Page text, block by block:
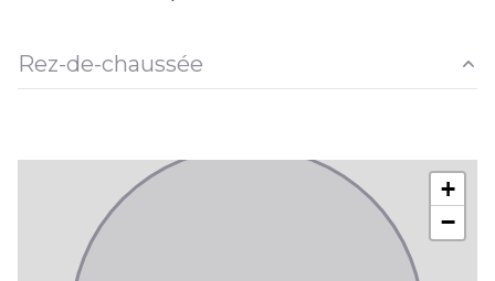
Rez-de-chaussée
salle
10.69 m²
3.33 m²
10.87 m²
+
−